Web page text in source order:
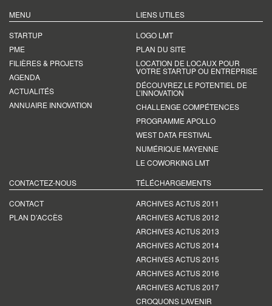
MENU
STARTUP
PME
FILIÈRES & PROJETS
AGENDA
ACTUALITÉS
ANNUAIRE INNOVATION
LIENS UTILES
LOGO LMT
PLAN DU SITE
LOCATION DE LOCAUX POUR
VOTRE STARTUP OU ENTREPRISE
DÉCOUVREZ LE POTENTIEL DE
L’INNOVATION
CHALLENGE COMPÉTENCES
PROGRAMME APOLLO
WEST DATA FESTIVAL
NUMÉRIQUE MAYENNE
LE COWORKING LMT
CONTACTEZ-NOUS
CONTACT
PLAN D’ACCÈS
TÉLÉCHARGEMENTS
ARCHIVES ACTUS 2011
ARCHIVES ACTUS 2012
ARCHIVES ACTUS 2013
ARCHIVES ACTUS 2014
ARCHIVES ACTUS 2015
ARCHIVES ACTUS 2016
ARCHIVES ACTUS 2017
CROQUONS L’AVENIR